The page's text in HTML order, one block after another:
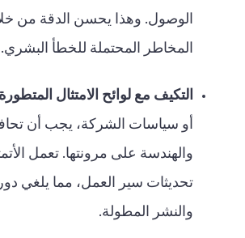
الوصول. وهذا يحسن الدقة من
المخاطر المحتملة للخطأ البشري.
التكيف مع لوائح الامتثال
أو سياسات الشركة، يجب أن
والهندسة على مرونتها. تعمل
تحديثات سير العمل، مما يلغي
والنشر المطولة.